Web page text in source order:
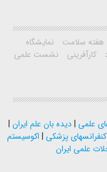
هفته سلامت
نمایشگاه
کارآفرینی
نشست علمی
علمی |دیده بان علم ایران |
کنفرانسهای پزشکی | اکوسیستم
علمی ایران